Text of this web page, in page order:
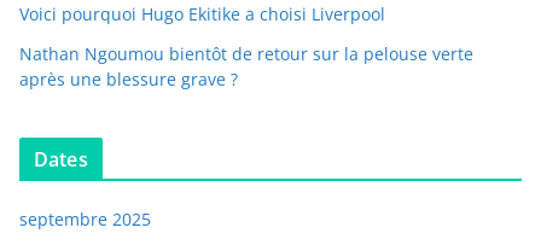
Voici pourquoi Hugo Ekitike a choisi Liverpool
Nathan Ngoumou bientôt de retour sur la pelouse verte
après une blessure grave ?
Dates
septembre 2025